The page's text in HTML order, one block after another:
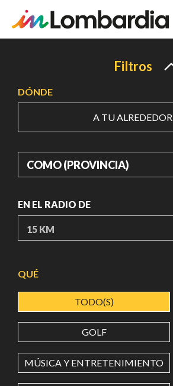
principal
Filtros
DÓNDE
A TU ALREDEDOR
DÓNDE
EN EL RADIO DE
LONGITUD
QUÉ
TODO(S)
GOLF
MÚSICA Y ENTRETENIMIENTO